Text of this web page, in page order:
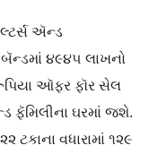
ઍન્ડ
૪૯૪૫ લાખનો
ઑફર ફૉર સેલ
ફૅમિલીના ઘરમાં જશે.
વધારામાં ૧૨૯